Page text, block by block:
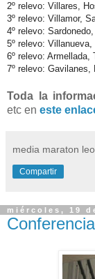
2º relevo: Villares,
3º relevo: Villamor,
4º relevo:
5º relevo:
6º relevo:
7º relevo: Gavilanes,
Toda la
etc en este
media maraton
Compartir
miércoles, 19